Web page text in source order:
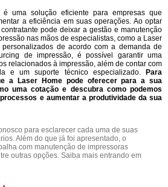
é uma solução eficiente para empresas que
a eficiência em suas operações. Ao optar
pode deixar a gestão e manutenção
nas mãos de especialistas, como a Laser
de acordo com a demanda de
de impressão, é possível garantir uma
relacionados à impressão, além de contar com
e um suporte técnico especializado. Para
a Laser Home pode oferecer para a sua
uma cotação e descubra como podemos
e aumentar a produtividade da sua
para esclarecer cada uma de suas
Além do que já foi apresentado, o
com manutenção de impressoras
outras opções. Saiba mais entrando em